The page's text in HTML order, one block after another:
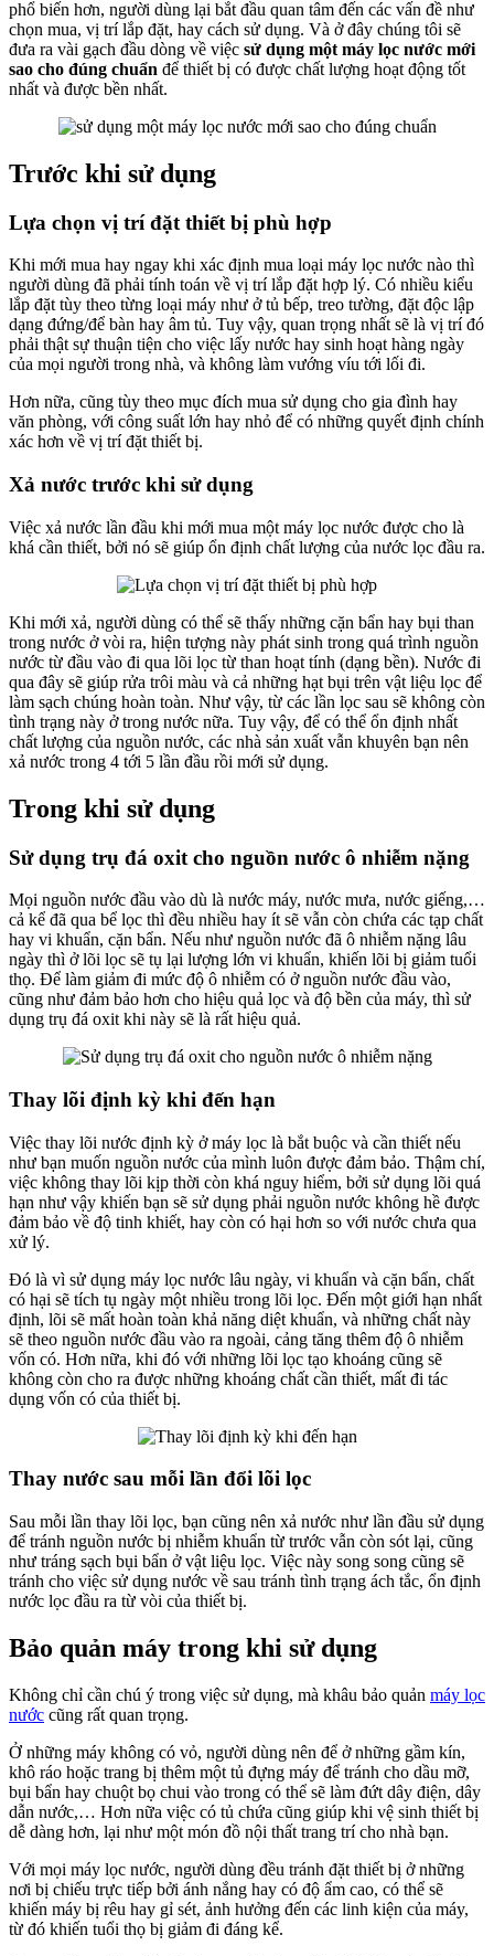
phổ biến hơn, người dùng lại bắt đầu quan tâm đến các vấn đề như
chọn mua, vị trí lắp đặt, hay cách sử dụng. Và ở đây chúng tôi sẽ
đưa ra vài gạch đầu dòng về việc sử dụng một máy lọc nước mới
sao cho đúng chuẩn để thiết bị có được chất lượng hoạt động tốt
nhất và được bền nhất.
Trước khi sử dụng
Lựa chọn vị trí đặt thiết bị phù hợp
Khi mới mua hay ngay khi xác định mua loại máy lọc nước nào thì
người dùng đã phải tính toán về vị trí lắp đặt hợp lý. Có nhiều kiểu
lắp đặt tùy theo từng loại máy như ở tủ bếp, treo tường, đặt độc lập
dạng đứng/để bàn hay âm tủ. Tuy vậy, quan trọng nhất sẽ là vị trí đó
phải thật sự thuận tiện cho việc lấy nước hay sinh hoạt hàng ngày
của mọi người trong nhà, và không làm vướng víu tới lối đi.
Hơn nữa, cũng tùy theo mục đích mua sử dụng cho gia đình hay
văn phòng, với công suất lớn hay nhỏ để có những quyết định chính
xác hơn về vị trí đặt thiết bị.
Xả nước trước khi sử dụng
Việc xả nước lần đầu khi mới mua một máy lọc nước được cho là
khá cần thiết, bởi nó sẽ giúp ổn định chất lượng của nước lọc đầu ra.
Khi mới xả, người dùng có thể sẽ thấy những cặn bẩn hay bụi than
trong nước ở vòi ra, hiện tượng này phát sinh trong quá trình nguồn
nước từ đầu vào đi qua lõi lọc từ than hoạt tính (dạng bền). Nước đi
qua đây sẽ giúp rửa trôi màu và cả những hạt bụi trên vật liệu lọc để
làm sạch chúng hoàn toàn. Như vậy, từ các lần lọc sau sẽ không còn
tình trạng này ở trong nước nữa. Tuy vậy, để có thể ổn định nhất
chất lượng của nguồn nước, các nhà sản xuất vẫn khuyên bạn nên
xả nước trong 4 tới 5 lần đầu rồi mới sử dụng.
Trong khi sử dụng
Sử dụng trụ đá oxit cho nguồn nước ô nhiễm nặng
Mọi nguồn nước đầu vào dù là nước máy, nước mưa, nước giếng,…
cả kể đã qua bể lọc thì đều nhiều hay ít sẽ vẫn còn chứa các tạp chất
hay vi khuẩn, cặn bẩn. Nếu như nguồn nước đã ô nhiễm nặng lâu
ngày thì ở lõi lọc sẽ tụ lại lượng lớn vi khuẩn, khiến lõi bị giảm tuổi
thọ. Để làm giảm đi mức độ ô nhiễm có ở nguồn nước đầu vào,
cũng như đảm bảo hơn cho hiệu quả lọc và độ bền của máy, thì sử
dụng trụ đá oxit khi này sẽ là rất hiệu quả.
Thay lõi định kỳ khi đến hạn
Việc thay lõi nước định kỳ ở máy lọc là bắt buộc và cần thiết nếu
như bạn muốn nguồn nước của mình luôn được đảm bảo. Thậm chí,
việc không thay lõi kịp thời còn khá nguy hiểm, bởi sử dụng lõi quá
hạn như vậy khiến bạn sẽ sử dụng phải nguồn nước không hề được
đảm bảo về độ tinh khiết, hay còn có hại hơn so với nước chưa qua
xử lý.
Đó là vì sử dụng máy lọc nước lâu ngày, vi khuẩn và cặn bẩn, chất
có hại sẽ tích tụ ngày một nhiều trong lõi lọc. Đến một giới hạn nhất
định, lõi sẽ mất hoàn toàn khả năng diệt khuẩn, và những chất này
sẽ theo nguồn nước đầu vào ra ngoài, cảng tăng thêm độ ô nhiễm
vốn có. Hơn nữa, khi đó với những lõi lọc tạo khoáng cũng sẽ
không còn cho ra được những khoáng chất cần thiết, mất đi tác
dụng vốn có của thiết bị.
Thay nước sau mỗi lần đổi lõi lọc
Sau mỗi lần thay lõi lọc, bạn cũng nên xả nước như lần đầu sử dụng
để tránh nguồn nước bị nhiễm khuẩn từ trước vẫn còn sót lại, cũng
như tráng sạch bụi bẩn ở vật liệu lọc. Việc này song song cũng sẽ
tránh cho việc sử dụng nước về sau tránh tình trạng ách tắc, ổn định
nước lọc đầu ra từ vòi của thiết bị.
Bảo quản máy trong khi sử dụng
Không chỉ cần chú ý trong việc sử dụng, mà khâu bảo quản máy lọc
nước cũng rất quan trọng.
Ở những máy không có vỏ, người dùng nên để ở những gầm kín,
khô ráo hoặc trang bị thêm một tủ đựng máy để tránh cho dầu mỡ,
bụi bẩn hay chuột bọ chui vào trong có thể sẽ làm đứt dây điện, dây
dẫn nước,… Hơn nữa việc có tủ chứa cũng giúp khi vệ sinh thiết bị
dễ dàng hơn, lại như một món đồ nội thất trang trí cho nhà bạn.
Với mọi máy lọc nước, người dùng đều tránh đặt thiết bị ở những
nơi bị chiếu trực tiếp bởi ánh nắng hay có độ ẩm cao, có thể sẽ
khiến máy bị rêu hay gỉ sét, ảnh hưởng đến các linh kiện của máy,
từ đó khiến tuổi thọ bị giảm đi đáng kể.